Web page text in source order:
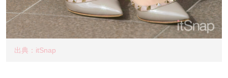
出典：itSnap